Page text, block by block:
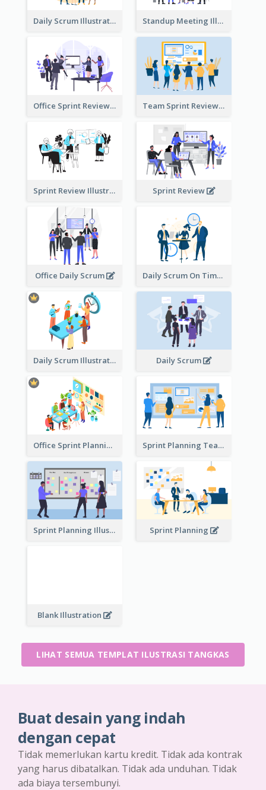
Daily Scrum Illustration Standup Meeting Illustration
Office Sprint Review Team Sprint Review
Sprint Review Illustration Sprint Review
Office Daily Scrum Daily Scrum On Time
Daily Scrum Illustration Daily Scrum
Office Sprint Planning Sprint Planning Team
Sprint Planning Illustration Sprint Planning
Blank Illustration
LIHAT SEMUA TEMPLAT ILUSTRASI TANGKAS
Buat desain yang indah
dengan cepat
Tidak memerlukan kartu kredit. Tidak ada kontrak
yang harus dibatalkan. Tidak ada unduhan. Tidak
ada biaya tersembunyi.